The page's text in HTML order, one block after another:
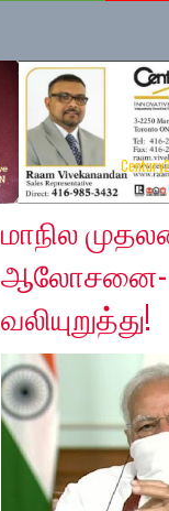
Saturday, April 11,
மாநில
ஆலோசனை-
வலியுறுத்து!